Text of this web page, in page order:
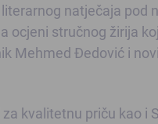
natječaja pod
ocjeni stručnog žirija
Mehmed Đedović i
za kvalitetnu priču kao